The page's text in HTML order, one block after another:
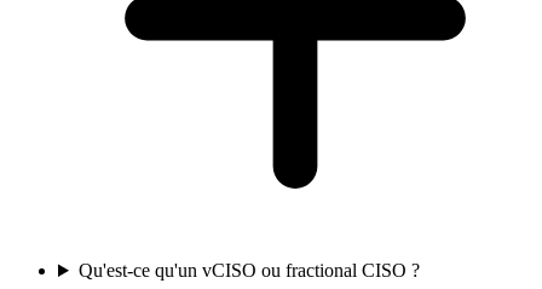
Qu'est-ce qu'un vCISO ou fractional CISO ?